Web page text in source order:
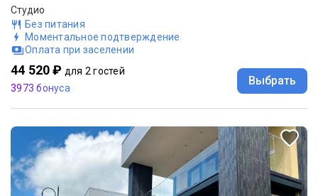
Студио
Без питания
Моментальное подтверждение
Оплата при заселении
44 520 ₽ для 2 гостей
3973 бонуса
Выбрать